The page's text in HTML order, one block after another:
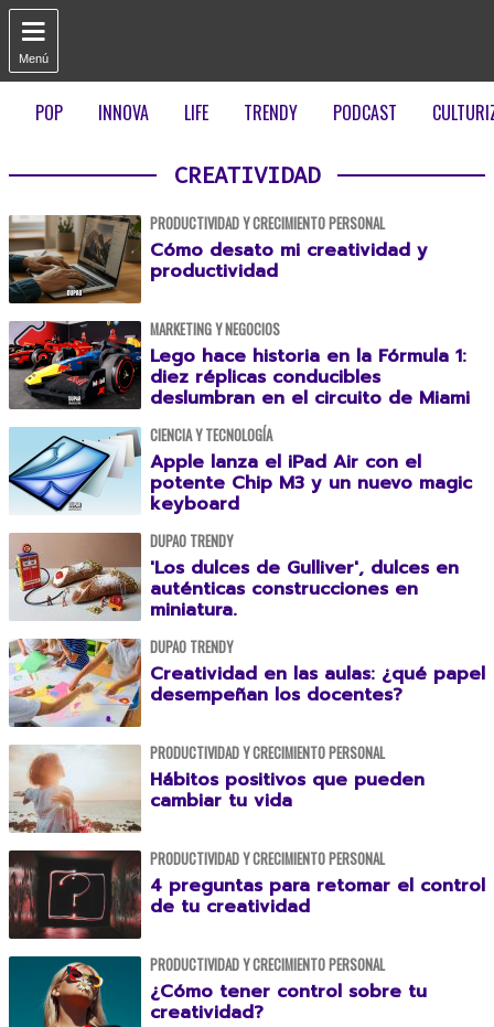

Menú
POP INNOVA LIFE TRENDY PODCAST
CREATIVIDAD
PRODUCTIVIDAD Y CRECIMIENTO PERSONAL
Cómo desato mi creatividad y
productividad
MARKETING Y NEGOCIOS
Lego hace historia en la Fórmula 1:
diez réplicas conducibles
deslumbran en el circuito de Miami
CIENCIA Y TECNOLOGÍA
Apple lanza el iPad Air con el
potente Chip M3 y un nuevo magic
keyboard
DUPAO TRENDY
'Los dulces de Gulliver', dulces en
auténticas construcciones en
miniatura.
DUPAO TRENDY
Creatividad en las aulas: ¿qué papel
desempeñan los docentes?
PRODUCTIVIDAD Y CRECIMIENTO PERSONAL
Hábitos positivos que pueden
cambiar tu vida
PRODUCTIVIDAD Y CRECIMIENTO PERSONAL
4 preguntas para retomar el control
de tu creatividad
PRODUCTIVIDAD Y CRECIMIENTO PERSONAL
¿Cómo tener control sobre tu
creatividad?